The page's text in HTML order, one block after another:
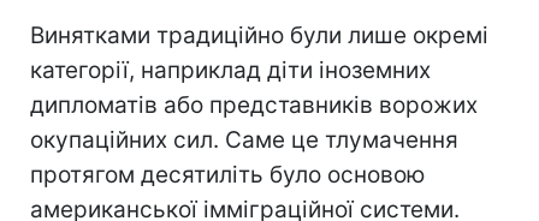
Винятками традиційно були лише окремі
категорії, наприклад діти іноземних
дипломатів або представників ворожих
окупаційних сил. Саме це тлумачення
протягом десятиліть було основою
американської імміграційної системи.